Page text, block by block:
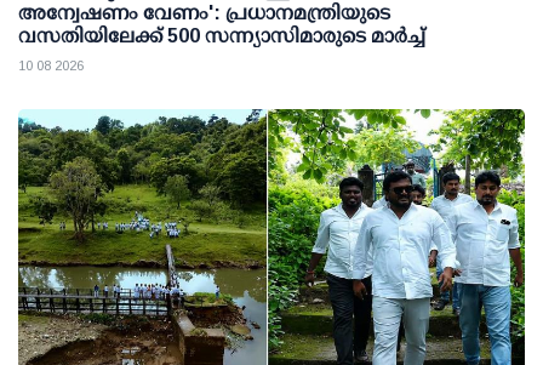
അന്വേഷണം വേണം': പ്രധാനമന്ത്രിയുടെ
വസതിയിലേക്ക് 500 സന്ന്യാസിമാരുടെ മാര്‍ച്ച്
10 08 2026